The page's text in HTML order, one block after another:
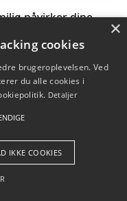
påvirker dine
hverdag
×
cookies
brugeroplevelsen. Ved
du alle cookies i
Detaljer
IKKE COOKIES